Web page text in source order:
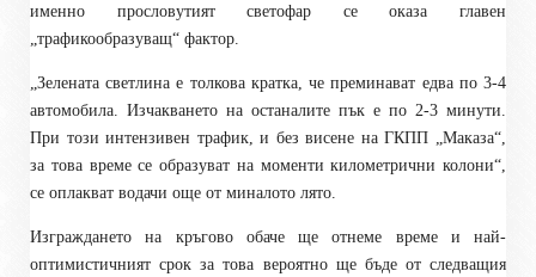
именно прословутият светофар се оказа главен
„трафикообразуващ“ фактор.
„Зелената светлина е толкова кратка, че преминават едва по 3-4
автомобила. Изчакването на останалите пък е по 2-3 минути.
При този интензивен трафик, и без висене на ГКПП „Маказа“,
за това време се образуват на моменти километрични колони“,
се оплакват водачи още от миналото лято.
Изграждането на кръгово обаче ще отнеме време и най-
оптимистичният срок за това вероятно ще бъде от следващия